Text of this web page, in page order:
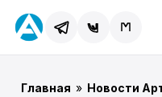
Главная » Новости